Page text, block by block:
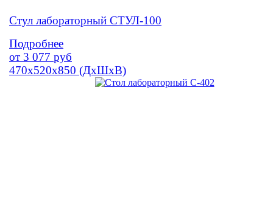
Стул лабораторный СТУЛ-100
Подробнее
от 3 077 руб
470х520х850 (ДхШхВ)